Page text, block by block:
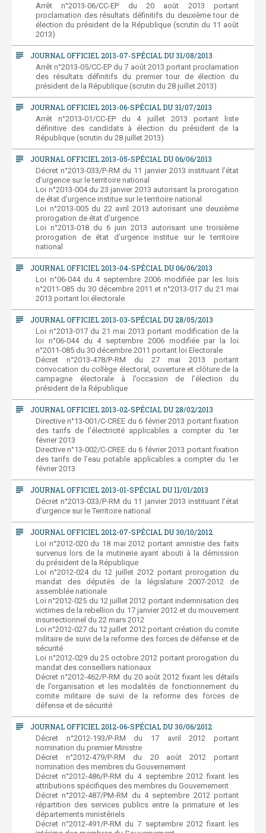
Arrêt n°2013-06/CC-EP du 20 août 2013 portant
proclamation des résultats définitifs du deuxième tour de
élection du président de la République (scrutin du 11 août
2013)
subject JOURNAL OFFICIEL 2013-07-SPÉCIAL DU 31/08/2013
Arrêt n°2013-05/CC-EP du 7 août 2013 portant proclamation
des résultats définitifs du premier tour de élection du
président de la République (scrutin du 28 juillet 2013)
subject JOURNAL OFFICIEL 2013-06-SPÉCIAL DU 31/07/2013
Arrêt n°2013-01/CC-EP du 4 juillet 2013 portant liste
définitive des candidats à élection du président de la
République (scrutin du 28 juillet 2013)
subject JOURNAL OFFICIEL 2013-05-SPÉCIAL DU 06/06/2013
Décret n°2013-033/P-RM du 11 janvier 2013 instituant l’état
d’urgence sur le territoire national
Loi n°2013-004 du 23 janvier 2013 autorisant la prorogation
de état d’urgence institue sur le territoire national
Loi n°2013-005 du 22 avril 2013 autorisant une deuxième
prorogation de état d’urgence
Loi n°2013-018 du 6 juin 2013 autorisant une troisième
prorogation de état d’urgence institue sur le territoire
national
subject JOURNAL OFFICIEL 2013-04-SPÉCIAL DU 06/06/2013
Loi n°06-044 du 4 septembre 2006 modifiée par les lois
n°2011-085 du 30 décembre 2011 et n°2013-017 du 21 mai
2013 portant loi électorale
subject JOURNAL OFFICIEL 2013-03-SPÉCIAL DU 28/05/2013
Loi n°2013-017 du 21 mai 2013 portant modification de la
loi n°06-044 du 4 septembre 2006 modifiée par la loi
n°2011-085 du 30 décembre 2011 portant loi Electorale
Décret n°2013-478/P-RM du 27 mai 2013 portant
convocation du collège électoral, ouverture et clôture de la
campagne électorale à l’occasion de l’élection du
président de la République
subject JOURNAL OFFICIEL 2013-02-SPÉCIAL DU 28/02/2013
Directive n°13-001/C-CREE du 6 février 2013 portant fixation
des tarifs de l’électricité applicables a compter du 1er
février 2013
Directive n°13-002/C-CREE du 6 février 2013 portant fixation
des tarifs de l’eau potable applicables a compter du 1er
février 2013
subject JOURNAL OFFICIEL 2013-01-SPÉCIAL DU 11/01/2013
Décret n°2013-033/P-RM du 11 janvier 2013 instituant l’état
d’urgence sur le Territoire national
subject JOURNAL OFFICIEL 2012-07-SPÉCIAL DU 30/10/2012
Loi n°2012-020 du 18 mai 2012 portant amnistie des faits
survenus lors de la mutinerie ayant abouti à la démission
du président de la République
Loi n°2012-024 du 12 juillet 2012 portant prorogation du
mandat des députés de la législature 2007-2012 de
assemblée nationale
Loi n°2012-025 du 12 juillet 2012 portant indemnisation des
victimes de la rebellion du 17 janvier 2012 et du mouvement
insurrectionnel du 22 mars 2012
Loi n°2012-027 du 12 juillet 2012 portant création du comite
militaire de suivi de la reforme des forces de défense et de
sécurité
Loi n°2012-029 du 25 octobre 2012 portant prorogation du
mandat des conseillers nationaux
Décret n°2012-462/P-RM du 20 août 2012 fixant les détails
de l’organisation et les modalités de fonctionnement du
comite militaire de suivi de la reforme des forces de
défense et de sécurité
subject JOURNAL OFFICIEL 2012-06-SPÉCIAL DU 30/06/2012
Décret n°2012-193/P-RM du 17 avril 2012 portant
nomination du premier Ministre
Décret n°2012-479/P-RM du 20 août 2012 portant
nomination des membres du Gouvernement
Décret n°2012-486/P-RM du 4 septembre 2012 fixant les
attributions spécifiques des membres du Gouvernement
Décret n°2012-487/PM-RM du 4 septembre 2012 portant
répartition des services publics entre la primature et les
départements ministériels
Décret n°2012-491/P-RM du 7 septembre 2012 fixant les